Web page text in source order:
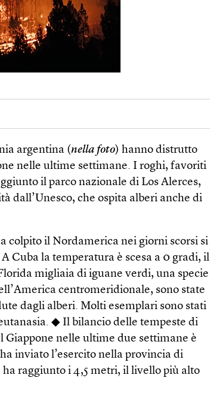
argentina (nella foto) hanno distrutto
nelle ultime settimane. I roghi, favoriti
il parco nazionale di Los Alerces,
dall’Unesco, che ospita alberi anche di
colpito il Nordamerica nei giorni scorsi si
Cuba la temperatura è scesa a 0 gradi, il
migliaia di iguane verdi, una specie
centromeridionale, sono state
dagli alberi. Molti esemplari sono stati
◆ Il bilancio delle tempeste di
Giappone nelle ultime due settimane è
inviato l’esercito nella provincia di
raggiunto i 4,5 metri, il livello più alto